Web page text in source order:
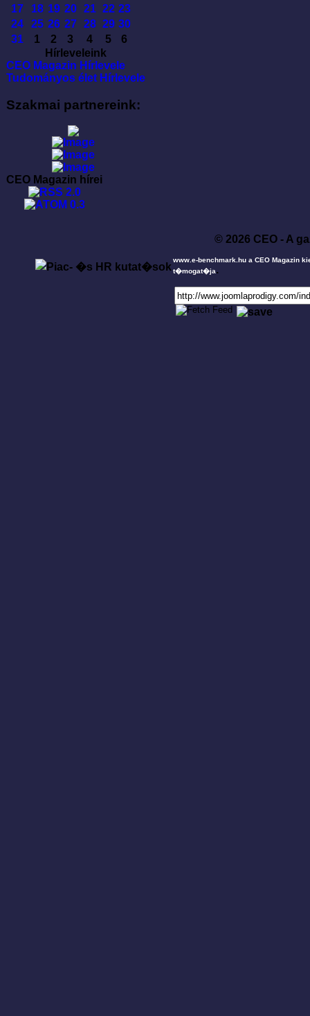
17
18 19 20 21 22 23
24
25 26 27 28 29 30
31
1 2 3 4 5
6
Hírleveleink
CEO Magazin Hírlevele
Tudományos élet Hírlevele
Szakmai partnereink:
CEO Magazin hírei
© 2026 CEO - A
www.e-benchmark.hu a CEO Magazin
t�mogat�ja.